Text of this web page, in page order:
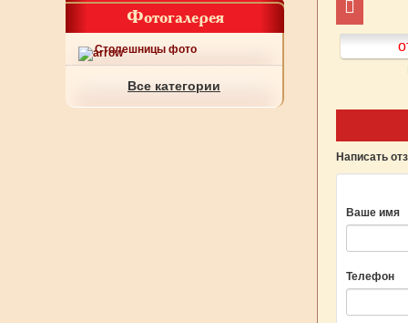
Фотогалерея
Столешницы фото
Все категории
Написать
Ваше имя
Телефон